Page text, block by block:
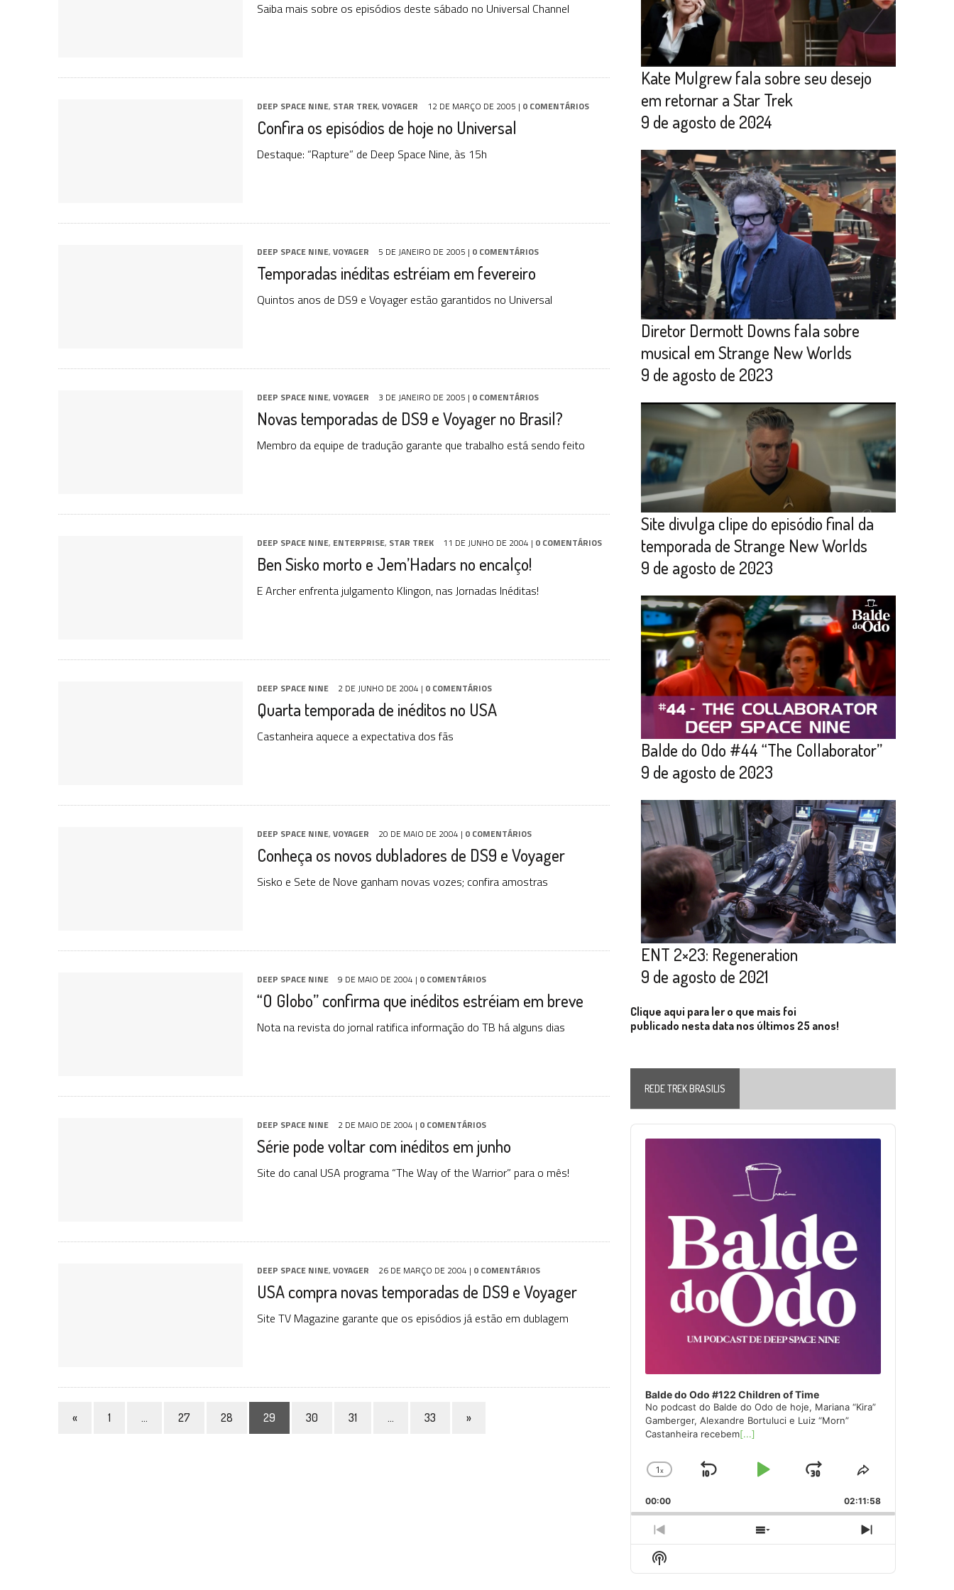
Saiba mais sobre os episódios deste sábado no Universal Channel
DEEP SPACE NINE, STAR TREK, VOYAGER 12 DE MARÇO DE 2005 | 0 COMENTÁRIOS
Confira os episódios de hoje no Universal
Destaque: “Rapture” de Deep Space Nine, às 15h
DEEP SPACE NINE, VOYAGER 5 DE JANEIRO DE 2005 | 0 COMENTÁRIOS
Temporadas inéditas estréiam em fevereiro
Quintos anos de DS9 e Voyager estão garantidos no Universal
DEEP SPACE NINE, VOYAGER 3 DE JANEIRO DE 2005 | 0 COMENTÁRIOS
Novas temporadas de DS9 e Voyager no Brasil?
Membro da equipe de tradução garante que trabalho está sendo feito
DEEP SPACE NINE, ENTERPRISE, STAR TREK 11 DE JUNHO DE 2004 | 0 COMENTÁRIOS
Ben Sisko morto e Jem’Hadars no encalço!
E Archer enfrenta julgamento Klingon, nas Jornadas Inéditas!
DEEP SPACE NINE 2 DE JUNHO DE 2004 | 0 COMENTÁRIOS
Quarta temporada de inéditos no USA
Castanheira aquece a expectativa dos fãs
DEEP SPACE NINE, VOYAGER 20 DE MAIO DE 2004 | 0 COMENTÁRIOS
Conheça os novos dubladores de DS9 e Voyager
Sisko e Sete de Nove ganham novas vozes; confira amostras
DEEP SPACE NINE 9 DE MAIO DE 2004 | 0 COMENTÁRIOS
“O Globo” confirma que inéditos estréiam em breve
Nota na revista do jornal ratifica informação do TB há alguns dias
DEEP SPACE NINE 2 DE MAIO DE 2004 | 0 COMENTÁRIOS
Série pode voltar com inéditos em junho
Site do canal USA programa “The Way of the Warrior” para o mês!
DEEP SPACE NINE, VOYAGER 26 DE MARÇO DE 2004 | 0 COMENTÁRIOS
USA compra novas temporadas de DS9 e Voyager
Site TV Magazine garante que os episódios já estão em dublagem
« 1 … 27 28 29 30 31 … 33 »
Kate Mulgrew fala sobre seu desejo
em retornar a Star Trek
9 de agosto de 2024
Diretor Dermott Downs fala sobre
musical em Strange New Worlds
9 de agosto de 2023
Site divulga clipe do episódio final da
temporada de Strange New Worlds
9 de agosto de 2023
Balde do Odo #44 “The Collaborator”
9 de agosto de 2023
ENT 2×23: Regeneration
9 de agosto de 2021
Clique aqui para ler o que mais foi
publicado nesta data nos últimos 25 anos!
REDE TREK BRASILIS
Audio
Player
Balde do Odo #122 Children of Time
No podcast do Balde do Odo de hoje, Mariana “Kira”
Gamberger, Alexandre Bortuluci e Luiz “Morn”
Castanheira recebem[...]
Change
Rate
1x
Skip
Play
Jump
Forward
Share
Episode
00:00 02:11:58
Previous
Episode
Show
Episodes
Next
Episode
Show
Podcast